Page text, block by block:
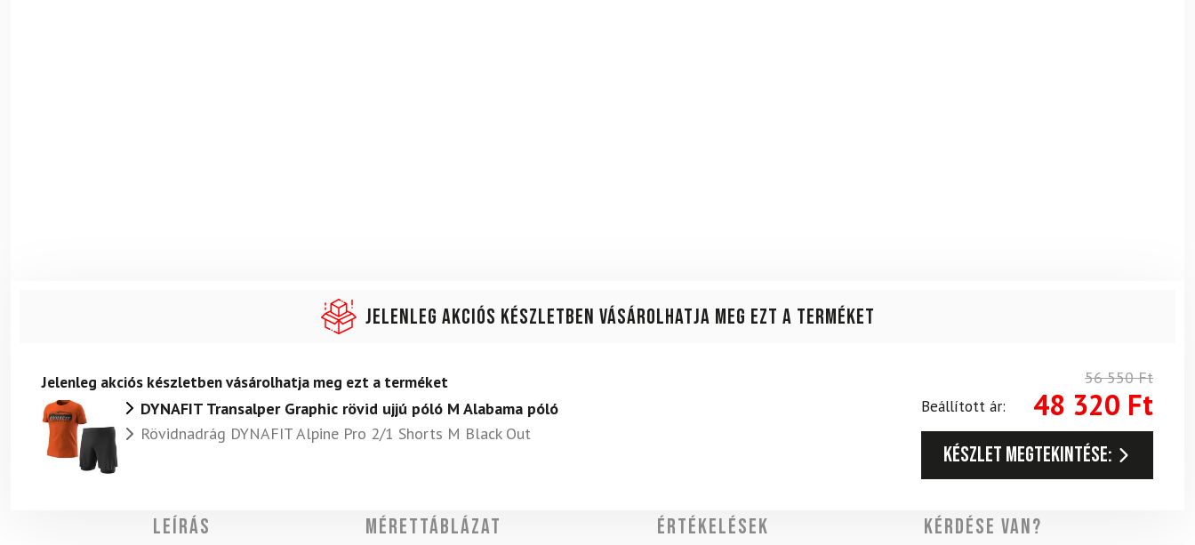
Jelenleg akciós készletben vásárolhatja meg ezt a terméket
Jelenleg akciós készletben vásárolhatja meg ezt a terméket
DYNAFIT Transalper Graphic rövid ujjú póló M Alabama póló
Rövidnadrág DYNAFIT Alpine Pro 2/1 Shorts M Black Out
56 550Ft
Beállított ár:
48 320 Ft
Készlet megtekintése:
Leírás Mérettáblázat Értékelések Kérdése van?